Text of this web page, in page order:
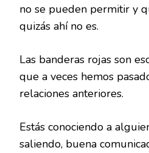
no se pueden permitir y
quizás ahí no es.
Las banderas rojas son
que a veces hemos
relaciones anteriores.
Estás conociendo a
saliendo, buena